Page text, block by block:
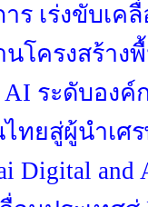
ร เร่งขับเค
นโครงสร้า
ระดับองค์
ทยสู่ผู้นำเศ
Digital and